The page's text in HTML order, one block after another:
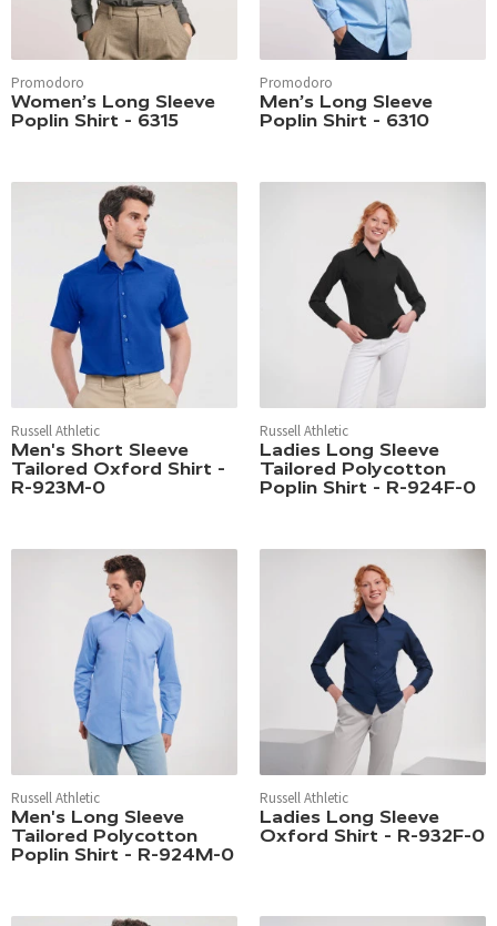
Promodoro
Women’s Long Sleeve
Poplin Shirt - 6315
Promodoro
Men’s Long Sleeve
Poplin Shirt - 6310
Russell Athletic
Men's Short Sleeve
Tailored Oxford Shirt -
R-923M-0
Russell Athletic
Ladies Long Sleeve
Tailored Polycotton
Poplin Shirt - R-924F-0
Russell Athletic
Men's Long Sleeve
Tailored Polycotton
Poplin Shirt - R-924M-0
Russell Athletic
Ladies Long Sleeve
Oxford Shirt - R-932F-0